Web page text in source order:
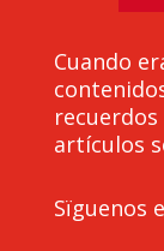
Cuando
recuerdos
artículos
Sïguenos